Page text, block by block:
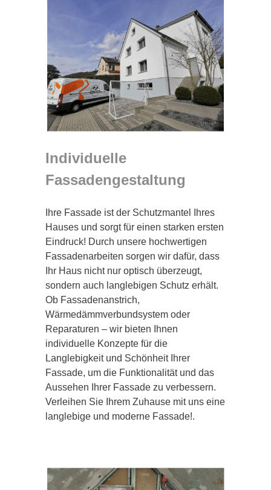
Individuelle
Fassadengestaltung
Ihre Fassade ist der Schutzmantel Ihres
Hauses und sorgt für einen starken ersten
Eindruck! Durch unsere hochwertigen
Fassadenarbeiten sorgen wir dafür, dass
Ihr Haus nicht nur optisch überzeugt,
sondern auch langlebigen Schutz erhält.
Ob Fassadenanstrich,
Wärmedämmverbundsystem oder
Reparaturen – wir bieten Ihnen
individuelle Konzepte für die
Langlebigkeit und Schönheit Ihrer
Fassade, um die Funktionalität und das
Aussehen Ihrer Fassade zu verbessern.
Verleihen Sie Ihrem Zuhause mit uns eine
langlebige und moderne Fassade!.